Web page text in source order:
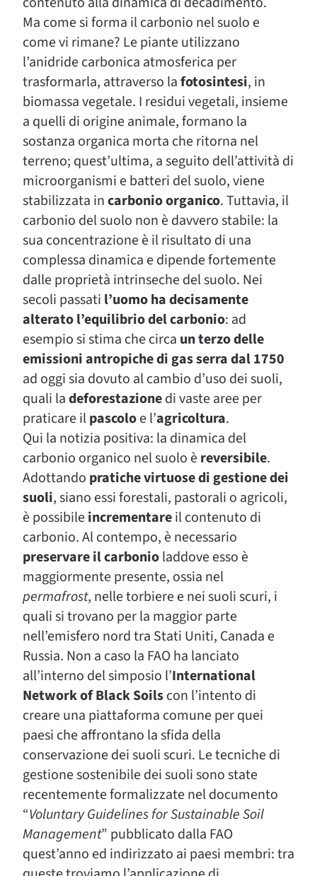
Ma come si forma il carbonio nel suolo e
come vi rimane? Le piante utilizzano
l’anidride carbonica atmosferica per
trasformarla, attraverso lafotosintesi, in
biomassa vegetale. I residui vegetali, insieme
a quelli di origine animale, formano la
sostanza organica morta che ritorna nel
terreno; quest’ultima, a seguito dell’attività di
microorganismi e batteri del suolo, viene
stabilizzata incarbonio organico. Tuttavia, il
carbonio del suolo non è davvero stabile: la
sua concentrazione è il risultato di una
complessa dinamica e dipende fortemente
dalle proprietà intrinseche del suolo. Nei
secoli passati l’uomo ha decisamente
alterato l’equilibrio del carbonio: ad
esempio si stima che circa un terzo delle
emissioni antropiche di gas serra dal 1750
ad oggi sia dovuto al cambio d’uso dei suoli,
quali ladeforestazionedi vaste aree per
praticare ilpascoloe l’agricoltura.
Qui la notizia positiva: la dinamica del
carbonio organico nel suolo èreversibile.
Adottando pratiche virtuose di gestione dei
suoli, siano essi forestali, pastorali o agricoli,
è possibileincrementareil contenuto di
carbonio. Al contempo, è necessario
preservare il carbonioladdove esso è
maggiormente presente, ossia nel
permafrost, nelle torbiere e nei suoli scuri, i
quali si trovano per la maggior parte
nell’emisfero nord tra Stati Uniti, Canada e
Russia. Non a caso la FAO ha lanciato
all’interno del simposio l’International
Network of Black Soilscon l’intento di
creare una piattaforma comune per quei
paesi che affrontano la sfida della
conservazione dei suoli scuri. Le tecniche di
gestione sostenibile dei suoli sono state
recentemente formalizzate nel documento
“Voluntary Guidelines for Sustainable Soil
Management” pubblicato dalla FAO
quest’anno ed indirizzato ai paesi membri: tra